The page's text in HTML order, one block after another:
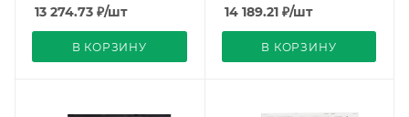
13 274.73 ₽/шт
В КОРЗИНУ
14 189.21₽/шт
В КОРЗИНУ